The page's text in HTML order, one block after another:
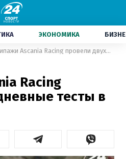
ЭКОНОМИКА
Экипажи Ascania Racing провели двухдневные тесты в Эстонии
Racing
тесты в